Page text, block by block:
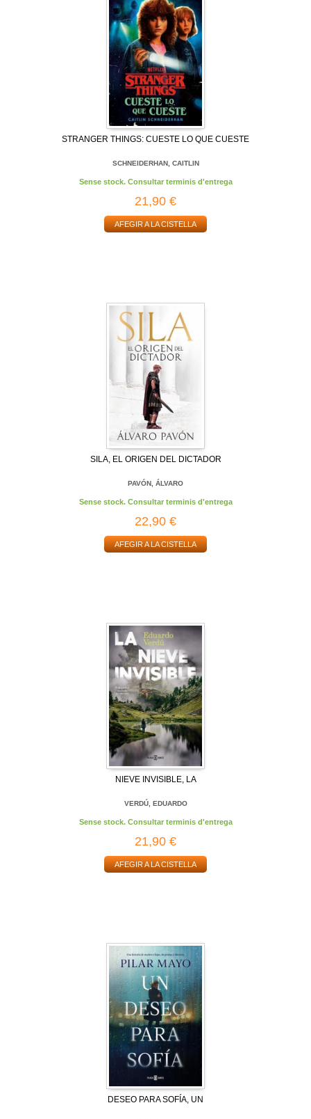
STRANGER THINGS: CUESTE LO QUE CUESTE
SCHNEIDERHAN, CAITLIN
Sense stock. Consultar terminis d'entrega
21,90 €
AFEGIR A LA CISTELLA
SILA, EL ORIGEN DEL DICTADOR
PAVÓN, ÁLVARO
Sense stock. Consultar terminis d'entrega
22,90 €
AFEGIR A LA CISTELLA
NIEVE INVISIBLE, LA
VERDÚ, EDUARDO
Sense stock. Consultar terminis d'entrega
21,90 €
AFEGIR A LA CISTELLA
DESEO PARA SOFÍA, UN